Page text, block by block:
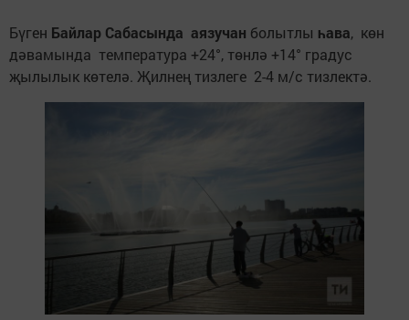
Бүген Байлар Сабасында аязучан болытлы һава, көн
дәвамында температура +24°, төнлә +14° градус
җылылык көтелә. Җилнең тизлеге 2-4 м/с тизлектә.